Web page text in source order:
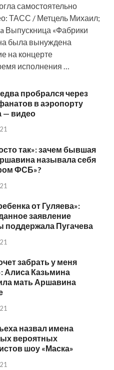
самостоятельно
ТАСС / Метцель Михаил;
Выпускница «Фабрики
была вынуждена
на концерте
исполнения …
пробрался через
в аэропорту
— видео
так»: зачем бывшая
называла себя
ФСБ»?
от Гуляева»:
заявление
поддержала Пугачева
забрать у меня
Алиса Казьмина
мать Аршавина
назвал имена
вероятных
шоу «Маска»